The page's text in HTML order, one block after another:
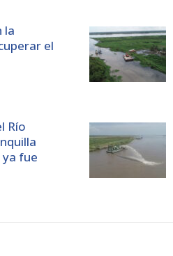
la
el
Río
fue